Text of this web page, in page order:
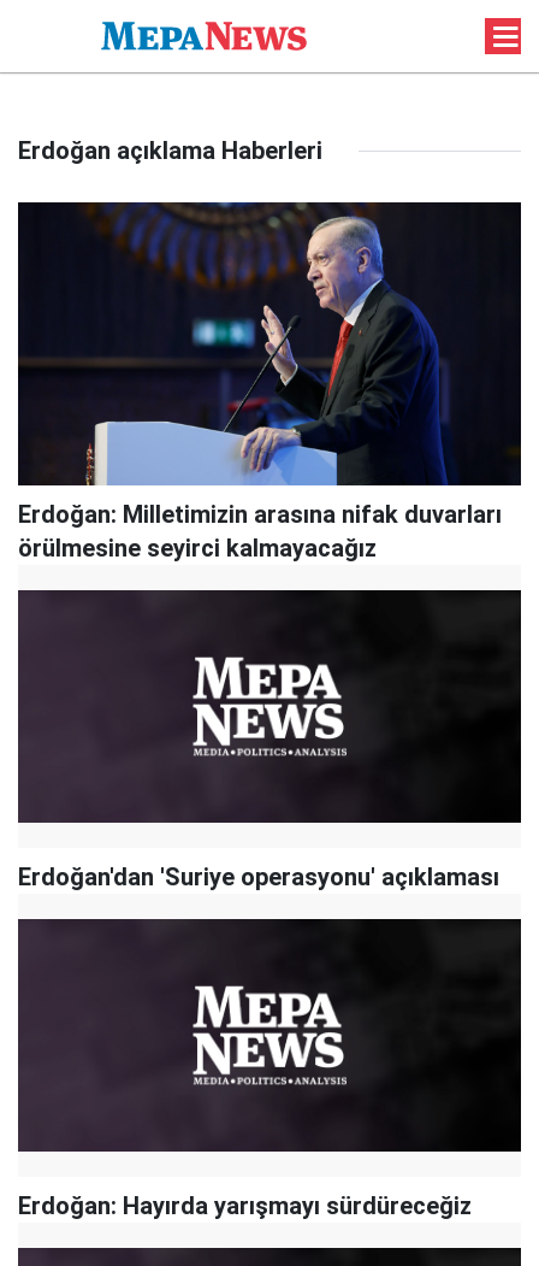
Erdoğan açıklama Haberleri
Erdoğan: Milletimizin arasına nifak duvarları
örülmesine seyirci kalmayacağız
Erdoğan'dan 'Suriye operasyonu' açıklaması
Erdoğan: Hayırda yarışmayı sürdüreceğiz